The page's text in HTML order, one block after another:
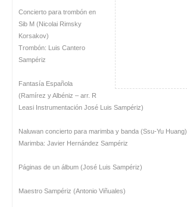
Concierto para trombón en
Sib M (Nicolai Rimsky
Korsakov)
Trombón: Luis Cantero
Sampériz
Fantasía Española
(Ramírez y Albéniz – arr. R
Leasi Instrumentación José Luis Sampériz)
Naluwan concierto para marimba y banda (Ssu-Yu Huang)
Marimba: Javier Hernández Sampériz
Páginas de un álbum (José Luis Sampériz)
Maestro Sampériz (Antonio Viñuales)